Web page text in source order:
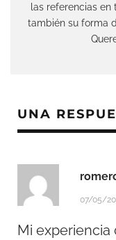
las referencias en
también su forma
UNA
07/05/
Mi experiencia